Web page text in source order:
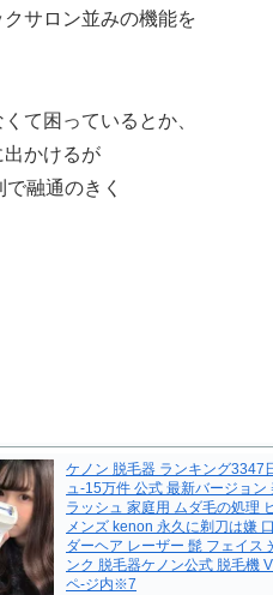
サロン並みの機能を
て困っているとか、
かけるが
融通のきく
ケノン 脱毛器 ランキング
ュ-15万件 公式 最新バージョン
ラッシュ 家庭用 ムダ毛の処理
メンズ kenon 永久に剃刀は嫌
ダーヘア レーザー 髭 フェイス
ンク 脱毛器ケノン公式 脱毛機
ペ-ジ内※7